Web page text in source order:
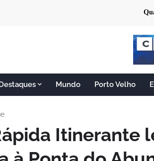
Mundo Porto Velho
Itinerante